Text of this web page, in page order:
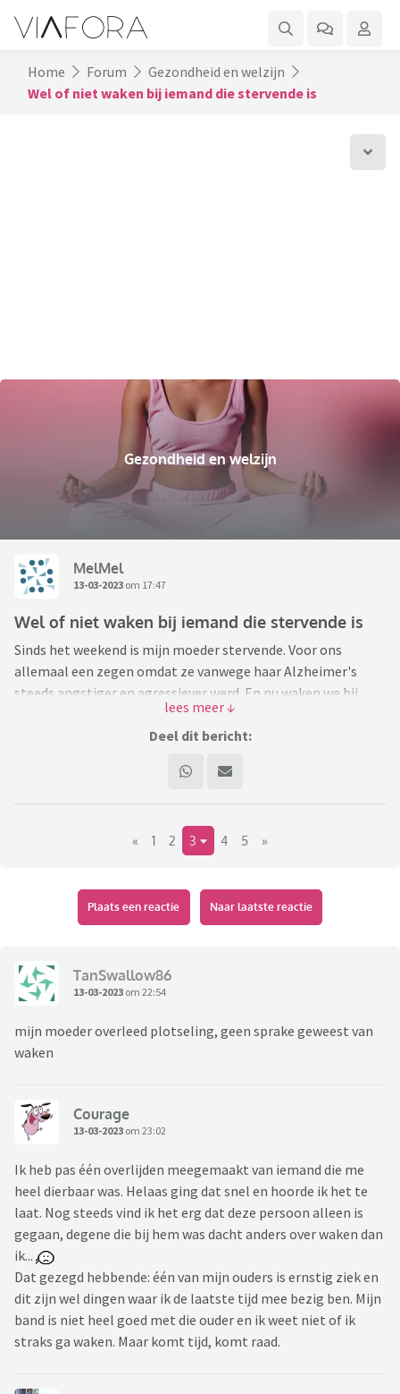
Home Forum
Gezondheid en welzijn
Wel of niet waken bij iemand die stervende is
Gezondheid en welzijn
MelMel
13-03-2023 om 17:47
Wel of niet waken bij iemand die stervende is
Sinds het weekend is mijn moeder stervende. Voor ons
allemaal een zegen omdat ze vanwege haar Alzheimer's
steeds angstiger en agressiever werd. En nu waken we bij
haar. Vanuit mijn werk zie ik bijna dagelijks iemand overlijden
en vind ik het altijd verdrietig als er iemand alleen ligt. Nu ik
me af wat anderen hebben gedaan of willen doen als die tijd
daar is.
Aan de ene kant geeft het me rust en voldoening dat ik er
verpleging fantastisch en is het duidelijk dat ze al niet meer
merkt wie er is.
Deel dit bericht:
« 1 2 3 4 5 »
Plaats een reactie Naar laatste reactie
TanSwallow86
13-03-2023 om 22:54
mijn moeder overleed plotseling, geen sprake geweest van
waken
Courage
13-03-2023 om 23:02
Ik heb pas één overlijden meegemaakt van iemand die me
heel dierbaar was. Helaas ging dat snel en hoorde ik het te
laat. Nog steeds vind ik het erg dat deze persoon alleen is
gegaan, degene die bij hem was dacht anders over waken dan
ik...
Dat gezegd hebbende: één van mijn ouders is ernstig ziek en
dit zijn wel dingen waar ik de laatste tijd mee bezig ben. Mijn
band is niet heel goed met die ouder en ik weet niet of ik
straks ga waken. Maar komt tijd, komt raad.